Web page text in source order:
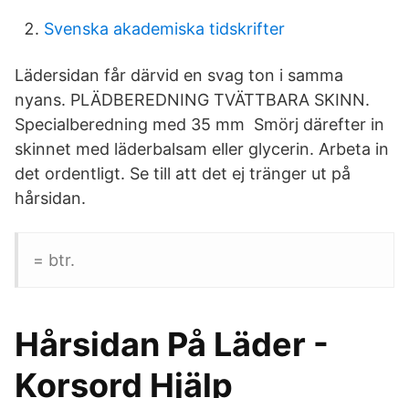
Svenska akademiska tidskrifter
Lädersidan får därvid en svag ton i samma
nyans. PLÄDBEREDNING TVÄTTBARA SKINN.
Specialberedning med 35 mm Smörj därefter in
skinnet med läderbalsam eller glycerin. Arbeta in
det ordentligt. Se till att det ej tränger ut på
hårsidan.
= btr.
Hårsidan På Läder -
Korsord Hjälp